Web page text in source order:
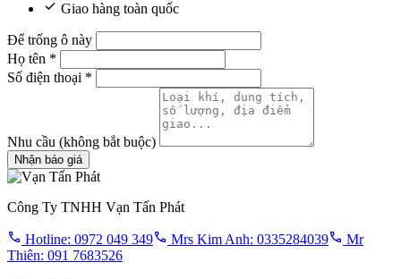
Giao hàng toàn quốc
Để trống ô này
Họ tên *
Số điện thoại *
Nhu cầu (không bắt buộc)
Nhận báo giá
Công Ty TNHH Vạn Tấn Phát
Hotline: 0972 049 349 Mrs Kim Anh: 0335284039
Mr
Thiên: 091 7683526